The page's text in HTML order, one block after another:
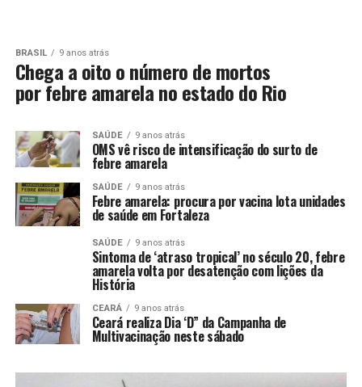
BRASIL 9 anos atrás
Chega a oito o número de mortos
por febre amarela no estado do Rio
SAÚDE 9 anos atrás
OMS vê risco de intensificação do surto de
febre amarela
SAÚDE 9 anos atrás
Febre amarela: procura por vacina lota unidades
de saúde em Fortaleza
SAÚDE 9 anos atrás
Sintoma de ‘atraso tropical’ no século 20, febre
amarela volta por desatenção com lições da
História
CEARÁ 9 anos atrás
Ceará realiza Dia ‘D” da Campanha de
Multivacinação neste sábado